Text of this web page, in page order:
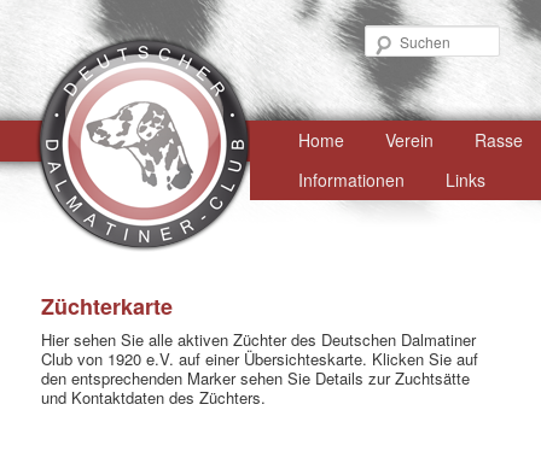
Hauptmenü
Zum
primären
Home Verein
Rasse
Informationen
Links
Züchterkarte
Hier sehen Sie alle aktiven Züchter des Deutschen Dalmatiner
Club von 1920 e.V. auf einer Übersichteskarte. Klicken Sie auf
den entsprechenden Marker sehen Sie Details zur Zuchtsätte
und Kontaktdaten des Züchters.